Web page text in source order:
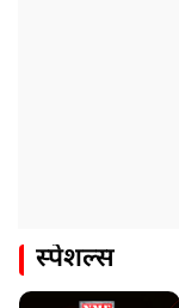
स्पेशल्स